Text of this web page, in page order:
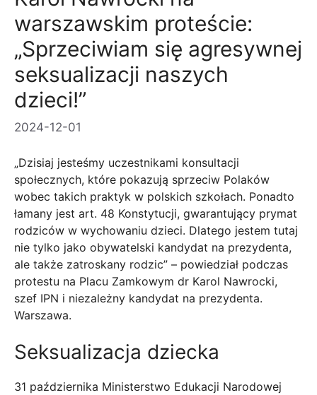
warszawskim proteście:
„Sprzeciwiam się agresywnej
seksualizacji naszych
dzieci!”
2024-12-01
„Dzisiaj jesteśmy uczestnikami konsultacji
społecznych, które pokazują sprzeciw Polaków
wobec takich praktyk w polskich szkołach. Ponadto
łamany jest art. 48 Konstytucji, gwarantujący prymat
rodziców w wychowaniu dzieci. Dlatego jestem tutaj
nie tylko jako obywatelski kandydat na prezydenta,
ale także zatroskany rodzic” – powiedział podczas
protestu na Placu Zamkowym dr Karol Nawrocki,
szef IPN i niezależny kandydat na prezydenta.
Warszawa.
Seksualizacja dziecka
31 października Ministerstwo Edukacji Narodowej